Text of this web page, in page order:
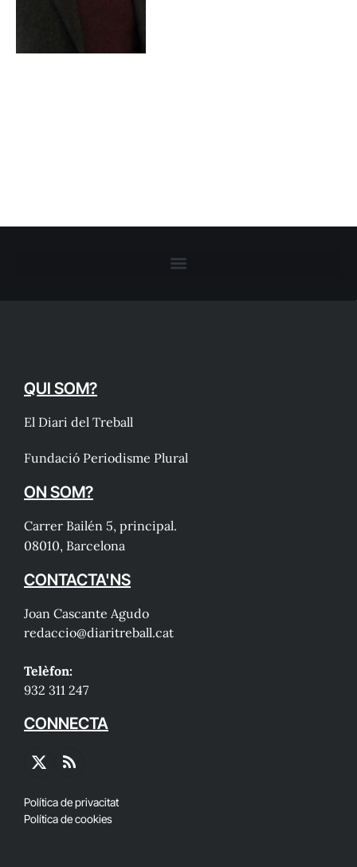
QUI SOM?
El Diari del Treball
Fundació Periodisme Plural
ON SOM?
Carrer Bailén 5, principal.
08010, Barcelona
CONTACTA'NS
Joan Cascante Agudo
redaccio@diaritreball.cat
Telèfon:
932 311 247
CONNECTA
X
RSS
Política de privacitat
Política de cookies